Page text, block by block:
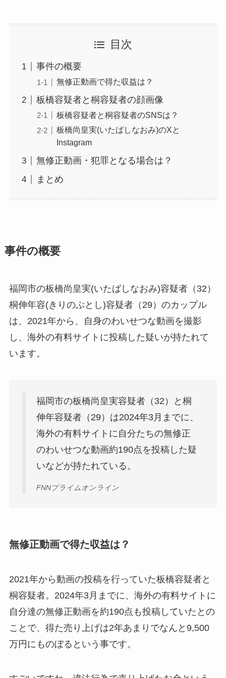
目次
事件の概要
無修正動画で得た収益は？
板橋容疑者と桐容疑者の顔画像
板橋容疑者と桐容疑者のSNSは？
板橋尚皇実(いたばしなおみ)のXと
Instagram
無修正動画・犯罪となる場合は？
まとめ
事件の概要
福岡市の板橋尚皇実(いたばしなおみ)容疑者（32）
桐伸年容(きりのぶとし)容疑者（29）のカップル
は、2021年から、自身のわいせつな動画を撮影
し、海外の有料サイトに投稿した疑いが持たれて
います。
福岡市の板橋尚皇実容疑者（32）と桐
伸年容疑者（29）は2024年3月までに、
海外の有料サイトに自分たちの無修正
のわいせつな動画約190点を投稿した疑
いなどが持たれている。
FNNプライムオンライン
無修正動画で得た収益は？
2021年から動画の投稿を行っていた板橋容疑者と
桐容疑者。2024年3月までに、海外の有料サイトに
自分達の無修正動画を約190点も投稿していたとの
ことで、得た売り上げは2年あまりでなんと9,500
万円にものぼるという事です。